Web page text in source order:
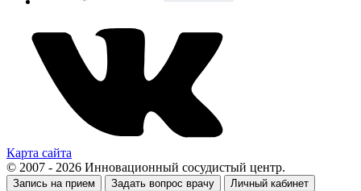
Карта сайта
© 2007 - 2026 Инновационный сосудистый центр.
Запись на прием Задать вопрос врачу
Личный кабинет